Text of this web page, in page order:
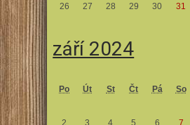
26
27 28 29 30 31
září 2024
Po Út St Čt Pá So
2
3 4 5 6 7